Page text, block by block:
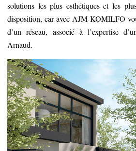
solutions les plus esthétiques et les
disposition, car avec AJM-KOMILFO
d’un réseau, associé à l’expertise
Arnaud.